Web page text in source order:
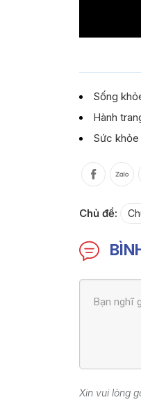
Sống
Hành
Sức khỏe
Chủ đề:
Xin vui lòng